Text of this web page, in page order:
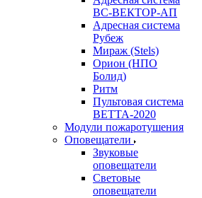
ВС-ВЕКТОР-АП
Адресная система
Рубеж
Мираж (Stels)
Орион (НПО
Болид)
Ритм
Пультовая система
ВЕТТА-2020
Модули пожаротушения
Оповещатели
Звуковые
оповещатели
Световые
оповещатели